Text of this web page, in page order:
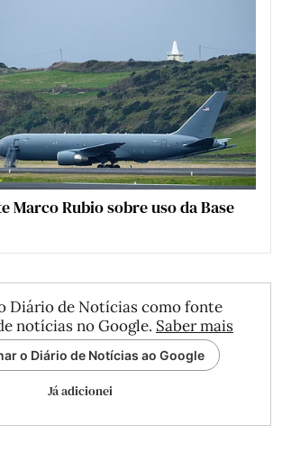
Marco Rubio sobre uso da Base
Diário de Notícias como fonte
notícias no Google. Saber mais
o Diário de Notícias ao Google
Já adicionei